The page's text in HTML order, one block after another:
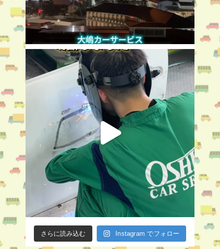
さらに読み込む Instagram でフォロー